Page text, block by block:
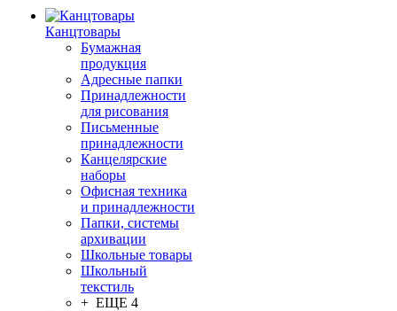
Канцтовары
Бумажная
продукция
Адресные папки
Принадлежности
для рисования
Письменные
принадлежности
Канцелярские
наборы
Офисная техника
и принадлежности
Папки, системы
архивации
Школьные товары
Школьный
текстиль
+ ЕЩЕ 4